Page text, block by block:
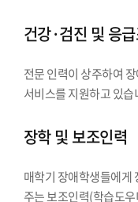
건강·검진 및 응
전문 인력이 상주하여
서비스를 지원하고 있습
장학 및 보조인력
매학기 장애학생들에게
주는 보조인력(학습도